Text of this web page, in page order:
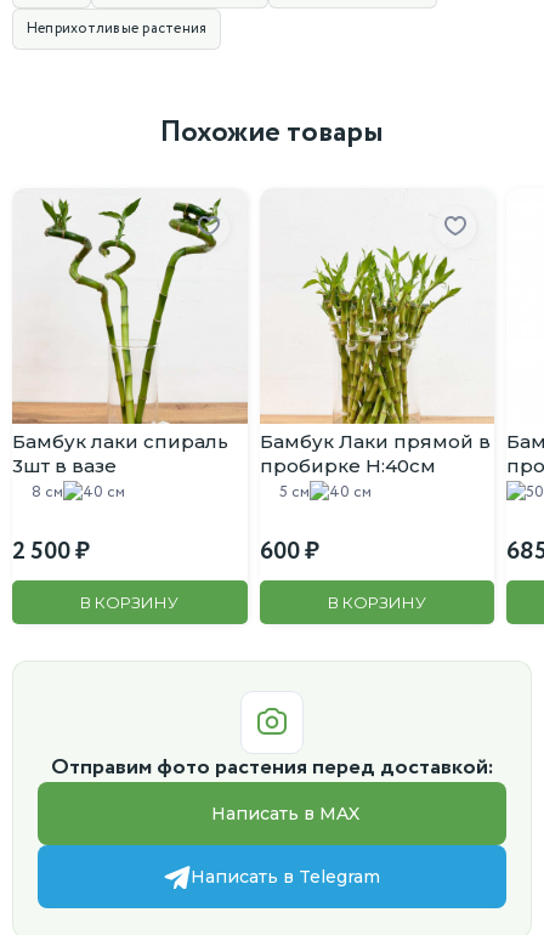
Неприхотливые растения
Похожие товары
Бамбук лаки спираль
3шт в вазе
8 см
40 см
2 500
В КОРЗИНУ
Бамбук Лаки прямой в
пробирке H:40см
5 см
40 см
600
В КОРЗИНУ
Отправим фото растения перед доставкой:
Написать в MAX
Написать в Telegram